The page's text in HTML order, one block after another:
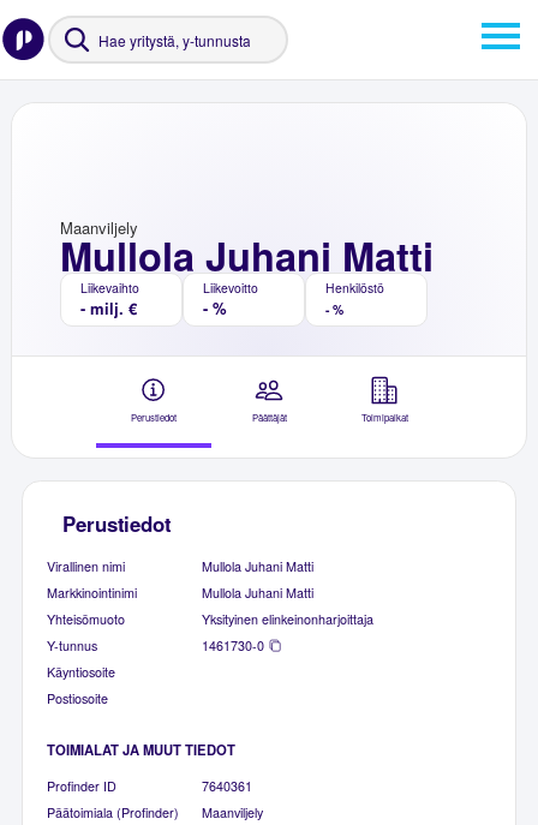
Mullola Juhani Matti
Maanviljely
Liikevaihto
- milj. €
Liikevoitto
- %
Henkilöstö
- %
Perustiedot Päättäjät Toimipaikat
Perustiedot
Virallinen nimi
Mullola Juhani Matti
Markkinointinimi
Mullola Juhani Matti
Yhteisömuoto
Yksityinen elinkeinonharjoittaja
Y-tunnus
1461730-0
Käyntiosoite
Postiosoite
TOIMIALAT JA MUUT TIEDOT
Profinder ID
7640361
Päätoimiala (Profinder)
Maanviljely